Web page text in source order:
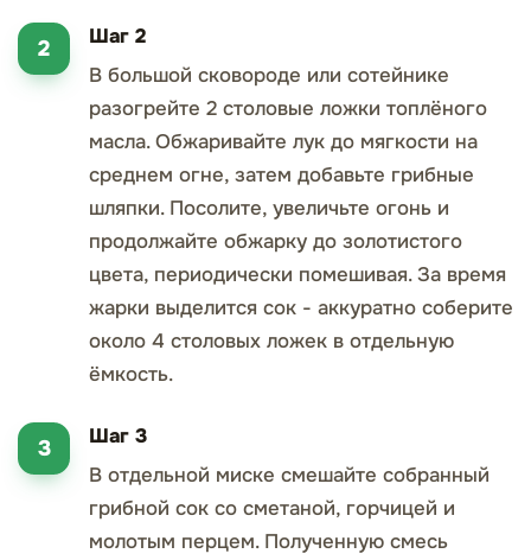
Шаг 2
В большой сковороде или сотейнике
разогрейте 2 столовые ложки топлёного
масла. Обжаривайте лук до мягкости на
среднем огне, затем добавьте грибные
шляпки. Посолите, увеличьте огонь и
продолжайте обжарку до золотистого
цвета, периодически помешивая. За время
жарки выделится сок - аккуратно соберите
около 4 столовых ложек в отдельную
ёмкость.
Шаг 3
В отдельной миске смешайте собранный
грибной сок со сметаной, горчицей и
молотым перцем. Полученную смесь